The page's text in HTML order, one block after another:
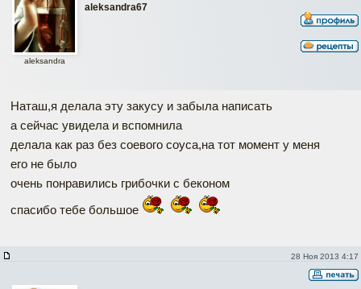
aleksandra67
aleksandra
Наташ,я делала эту закусу и забыла написать
а сейчас увидела и вспомнила
делала как раз без соевого соуса,на тот момент у меня
его не было
очень понравились грибочки с беконом
спасибо тебе большое
28 Ноя 2013 4:17